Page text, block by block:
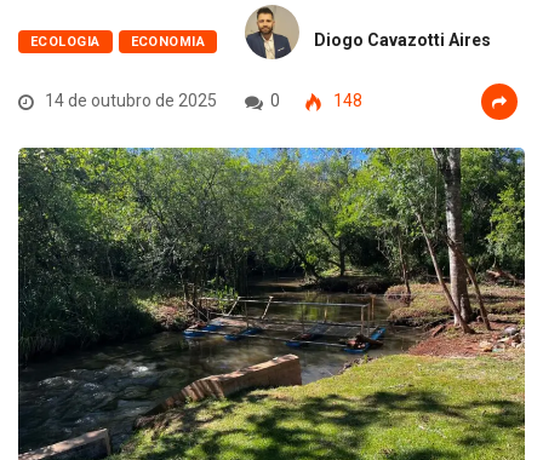
ECOLOGIA ECONOMIA Diogo Cavazotti Aires
14 de outubro de 2025 0 148